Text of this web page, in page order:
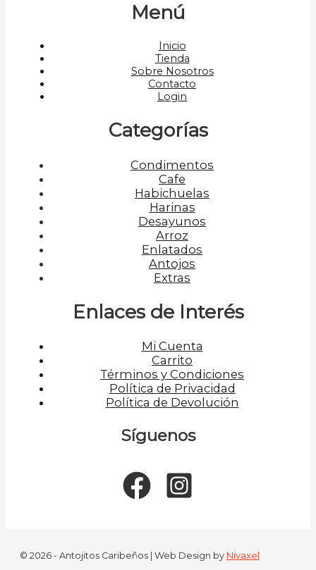
Menú
Inicio
Tienda
Sobre Nosotros
Contacto
Login
Categorías
Condimentos
Cafe
Habichuelas
Harinas
Desayunos
Arroz
Enlatados
Antojos
Extras
Enlaces de Interés
Mi Cuenta
Carrito
Términos y Condiciones
Política de Privacidad
Política de Devolución
Síguenos
© 2026 - Antojitos Caribeños | Web Design by Nivaxel